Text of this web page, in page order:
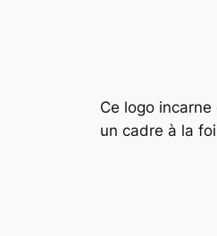
Ce logo
un cadre à la